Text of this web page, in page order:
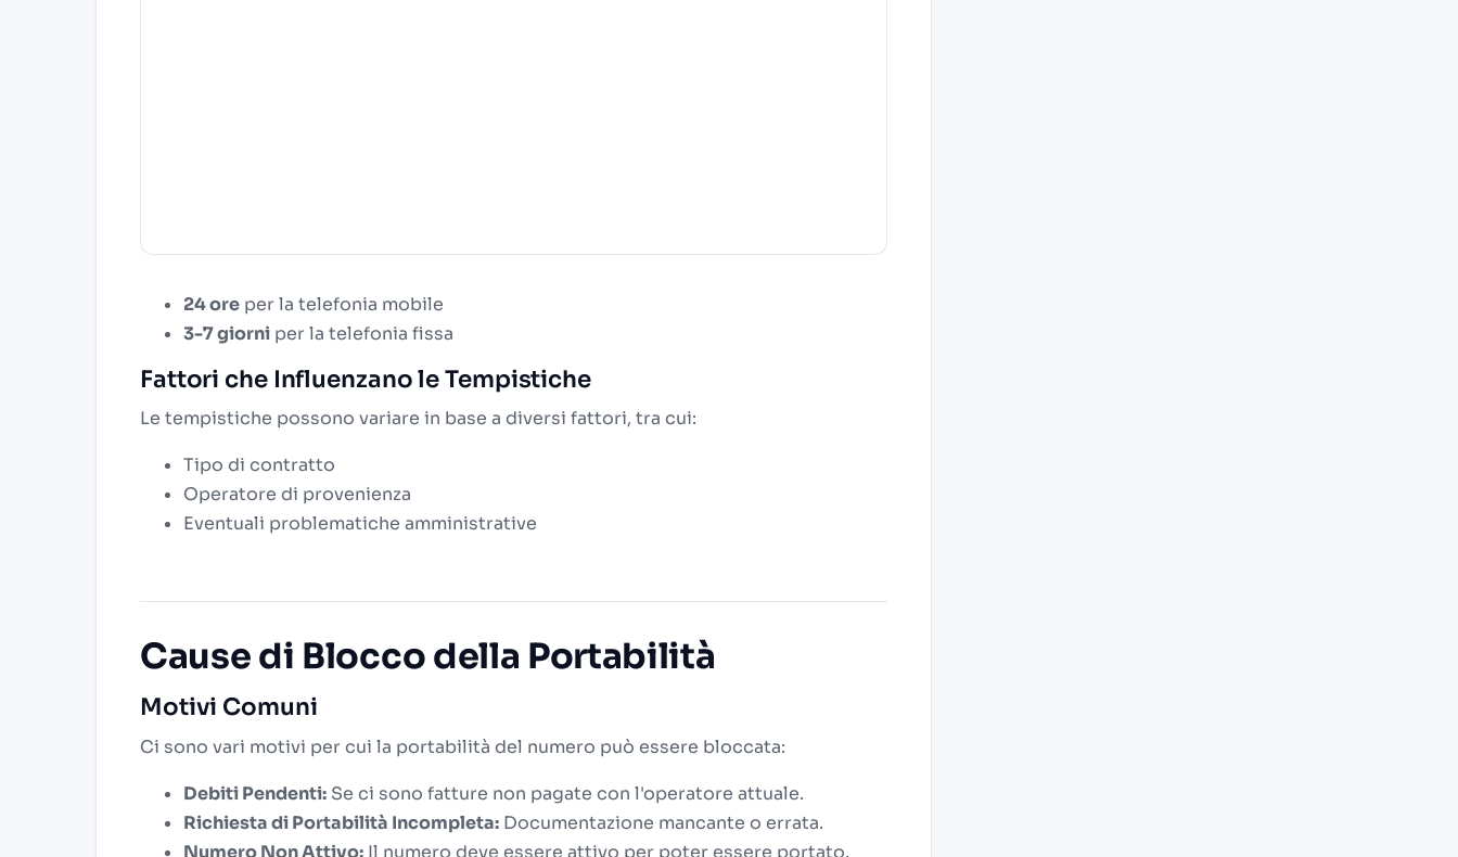
24 ore per la telefonia mobile
3-7 giorni per la telefonia fissa
Fattori che Influenzano le Tempistiche
Le tempistiche possono variare in base a diversi fattori, tra cui:
Tipo di contratto
Operatore di provenienza
Eventuali problematiche amministrative
Cause di Blocco della Portabilità
Motivi Comuni
Ci sono vari motivi per cui la portabilità del numero può essere bloccata:
Debiti Pendenti: Se ci sono fatture non pagate con l'operatore attuale.
Richiesta di Portabilità Incompleta: Documentazione mancante o errata.
Numero Non Attivo: Il numero deve essere attivo per poter essere portato.